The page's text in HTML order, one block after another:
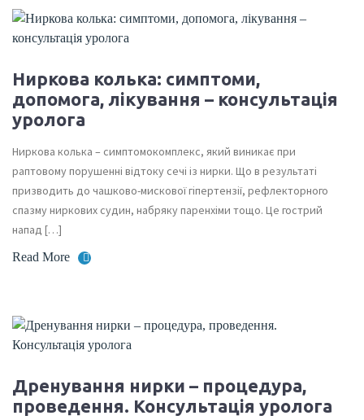
Ниркова колька: симптоми,
допомога, лікування – консультація
уролога
Ниркова колька – симптомокомплекс, який виникає при
раптовому порушенні відтоку сечі із нирки. Що в результаті
призводить до чашково-мискової гіпертензії, рефлекторного
спазму ниркових судин, набряку паренхіми тощо. Це гострий
напад […]
Read More
Дренування нирки – процедура,
проведення. Консультація уролога